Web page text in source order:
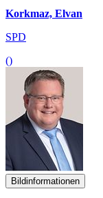
Korkmaz, Elvan
SPD
()
Bildinformationen